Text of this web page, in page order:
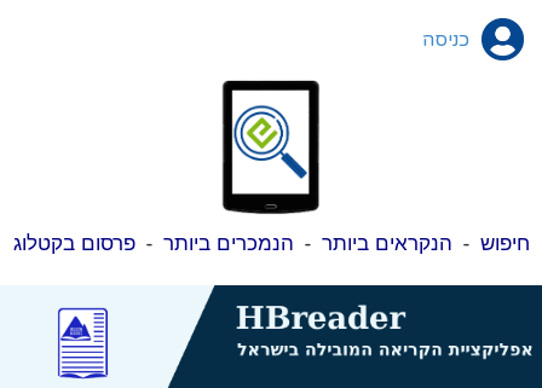
כניסה
חיפוש - הנקראים ביותר - הנמכרים ביותר -פרסום בקטלוג